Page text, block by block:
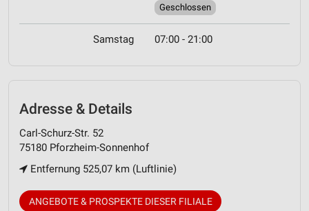
Geschlossen
Samstag 07:00 - 21:00
Adresse & Details
Carl-Schurz-Str. 52
75180 Pforzheim-Sonnenhof
Entfernung 525,07 km (Luftlinie)
ANGEBOTE & PROSPEKTE DIESER FILIALE